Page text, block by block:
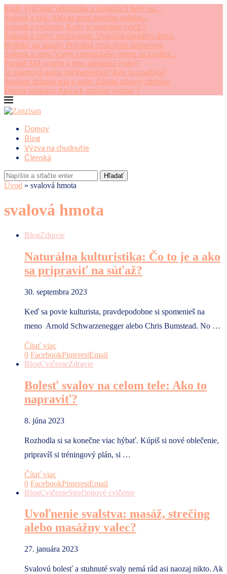
Kedy vyhľadať odborníka a pomôžu ti lieky na...
Spánok a vek: Ako sa mení potreba spánku...
Spánok a cvičenie: Kedy je najlepšie cvičiť?
Spánok a vplyv technológii: Vyskúšaj digitálny detox
Bylinky na spanie: Prírodná cesta proti nespavosti
Spánok a stres: Vplyv chronického stresu na kvalitu...
Poznáš SM systém a jeho základné cviky?
Je karobová guma (ne)bezpečná? Kde sa používa?
Správne držanie tela v sede: Základ zdravej chrbtice
Fitness topánky: Ako ich správne vybrať ?
Domov
Blog
Výzva na chudnutie
Členská
Hľadať
Úvod » svalová hmota
svalová hmota
BlogZdravie
Naturálna kulturistika: Čo to je a ako
sa pripraviť na súťaž?
30. septembra 2023
Keď sa povie kulturista, pravdepodobne si spomenieš na
meno Arnold Schwarzenegger alebo Chris Bumstead. No …
Čítať viac
0 FacebookPinterestEmail
BlogCvičenieZdravie
Bolesť svalov na celom tele: Ako to
napraviť?
8. júna 2023
Rozhodla si sa konečne viac hýbať. Kúpiš si nové oblečenie,
pripravíš si tréningový plán, si …
Čítať viac
0 FacebookPinterestEmail
BlogCvičenieStrečingové cvičenie
Uvoľnenie svalstva: masáž, strečing
alebo masážny valec?
27. januára 2023
Svalovú bolesť a stuhnuté svaly nemá rád asi naozaj nikto. Ak